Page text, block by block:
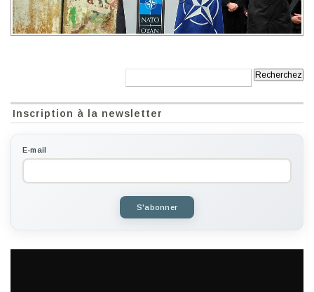
Recherche:
Inscription à la newsletter
E-mail
S'abonner